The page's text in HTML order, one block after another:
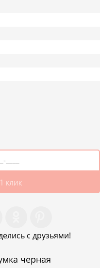
клик
с друзьями!
черная